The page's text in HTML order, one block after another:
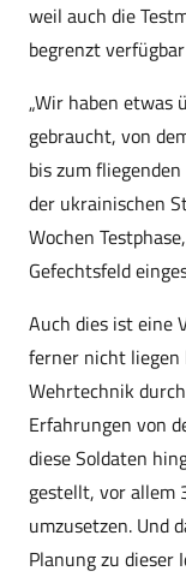
weil auch die
begrenzt
„Wir haben etwas
gebraucht, von
bis zum
der ukrainischen
Wochen
Gefechtsfeld
Auch dies ist eine
ferner nicht liegen
Wehrtechnik
Erfahrungen von
diese Soldaten
gestellt, vor allem
umzusetzen. Und
Planung zu dieser